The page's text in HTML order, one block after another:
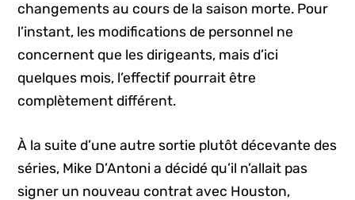
changements au cours de la saison morte. Pour
l’instant, les modifications de personnel ne
concernent que les dirigeants, mais d’ici
quelques mois, l’effectif pourrait être
complètement différent.
À la suite d’une autre sortie plutôt décevante des
séries, Mike D’Antoni a décidé qu’il n’allait pas
signer un nouveau contrat avec Houston,